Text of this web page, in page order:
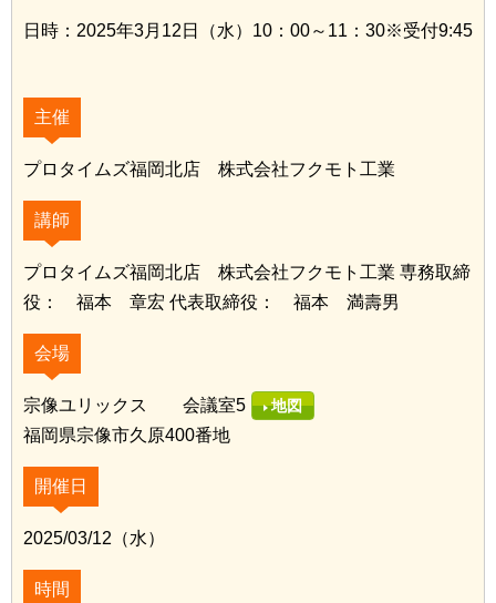
日時：2025年3月12日（水）10：00～11：30※受付9:45
主催
プロタイムズ福岡北店 株式会社フクモト工業
講師
プロタイムズ福岡北店 株式会社フクモト工業 専務取締
役： 福本 章宏 代表取締役： 福本 満壽男
会場
宗像ユリックス 会議室5 地図
福岡県宗像市久原400番地
開催日
2025/03/12（水）
時間